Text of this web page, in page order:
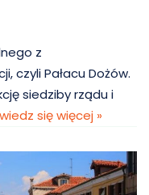
z
czyli Pałacu Dożów.
siedziby rządu i
się więcej »